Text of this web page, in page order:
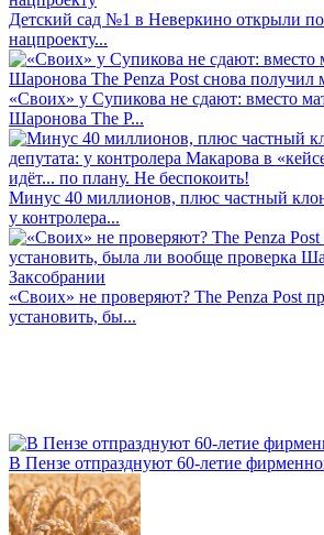
Детский сад №1 в Неверкино открыли
нацпроекту...
«Своих» у Супикова не сдают: вместо
Шаронова The P...
Минус 40 миллионов, плюс частный клон
у контролера...
«Своих» не проверяют? The Penza Post
установить, бы...
В Пензе отпразднуют 60-летие